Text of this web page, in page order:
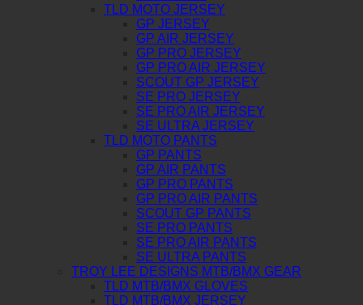
TLD MOTO JERSEY
GP JERSEY
GP AIR JERSEY
GP PRO JERSEY
GP PRO AIR JERSEY
SCOUT GP JERSEY
SE PRO JERSEY
SE PRO AIR JERSEY
SE ULTRA JERSEY
TLD MOTO PANTS
GP PANTS
GP AIR PANTS
GP PRO PANTS
GP PRO AIR PANTS
SCOUT GP PANTS
SE PRO PANTS
SE PRO AIR PANTS
SE ULTRA PANTS
TROY LEE DESIGNS MTB/BMX GEAR
TLD MTB/BMX GLOVES
TLD MTB/BMX JERSEY